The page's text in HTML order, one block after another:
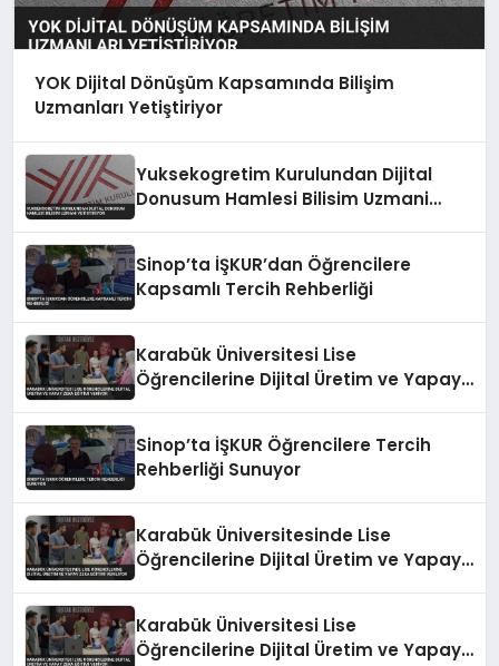
YOK Dijital Dönüşüm Kapsamında Bilişim
Uzmanları Yetiştiriyor
Yuksekogretim Kurulundan Dijital
Donusum Hamlesi Bilisim Uzmani
Sinop’ta İŞKUR’dan Öğrencilere
Kapsamlı Tercih Rehberliği
Karabük Üniversitesi Lise
Öğrencilerine Dijital Üretim ve Yapay
Sinop’ta İŞKUR Öğrencilere Tercih
Rehberliği Sunuyor
Karabük Üniversitesinde Lise
Öğrencilerine Dijital Üretim ve Yapay
Karabük Üniversitesi Lise
Öğrencilerine Dijital Üretim ve Yapay